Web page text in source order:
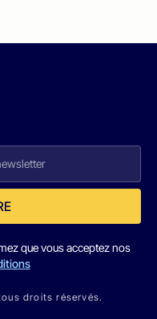
que vous acceptez nos
droits réservés.